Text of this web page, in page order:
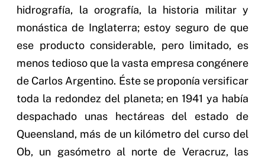
hidrografía, la orografía, la historia militar y
monástica de Inglaterra; estoy seguro de que
ese producto considerable, pero limitado, es
menos tedioso que la vasta empresa congénere
de Carlos Argentino. Éste se proponía versificar
toda la redondez del planeta; en 1941 ya había
despachado unas hectáreas del estado de
Queensland, más de un kilómetro del curso del
Ob, un gasómetro al norte de Veracruz, las